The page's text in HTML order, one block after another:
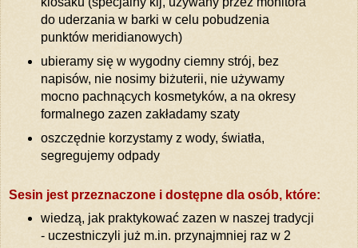
do uderzania w barki w celu pobudzenia
punktów meridianowych)
ubieramy się w wygodny ciemny strój, bez
napisów, nie nosimy biżuterii, nie używamy
mocno pachnących kosmetyków, a na okresy
formalnego zazen zakładamy szaty
oszczędnie korzystamy z wody, światła,
segregujemy odpady
Sesin jest przeznaczone i dostępne dla osób, które:
wiedzą, jak praktykować zazen w naszej tradycji
- uczestniczyli już m.in. przynajmniej raz w 2